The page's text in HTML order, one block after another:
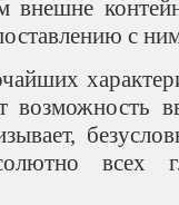
внешне
с
возможность
всех